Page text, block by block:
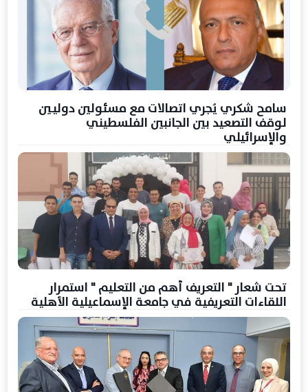
سامح شكري يُجري اتصالات مع مسئولين دوليين
لوقف التصعيد بين الجانبين الفلسطيني
والإسرائيلي
تحت شعار " التعريف أهم من التعليم " استمرار
اللقاءات التعريفية في جامعة الإسماعيلية الأهلية